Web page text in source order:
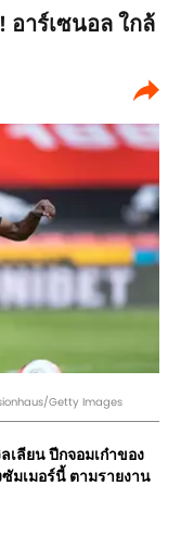
าร์เซนอล ใกล้
Getty Images
เลียน ปีกจอมเก๋าของ
มเมอร์นี้ ตามรายงาน